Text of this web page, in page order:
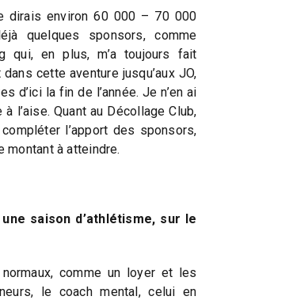
dirais environ 60 000 – 70 000
quelques sponsors, comme
qui, en plus, m’a toujours fait
cette aventure jusqu’aux JO,
d’ici la fin de l’année. Je n’en ai
l’aise. Quant au Décollage Club,
l’apport des sponsors,
montant à atteindre.
saison d’athlétisme, sur le
comme un loyer et les
le coach mental, celui en